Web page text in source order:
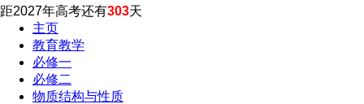
距2027年高考还有303天
主页
教育教学
必修一
必修二
物质结构与性质